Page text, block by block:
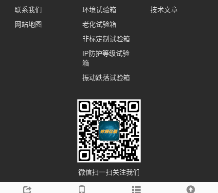
联系我们
网站地图
环境试验箱
老化试验箱
非标定制试验箱
IP防护等级试验
箱
振动跌落试验箱
技术文章
微信扫一扫关注我们